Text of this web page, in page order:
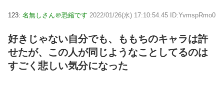
123: 名無しさん＠恐縮です 2022/01/26(水) 17:10:54.45 ID:YvmspRmo0
好きじゃない自分でも、ももちのキャラは許
せたが、この人が同じようなことしてるのは
すごく悲しい気分になった